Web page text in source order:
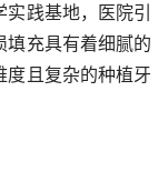
践基地，医院引
填充具有着细腻的
度且复杂的种植牙